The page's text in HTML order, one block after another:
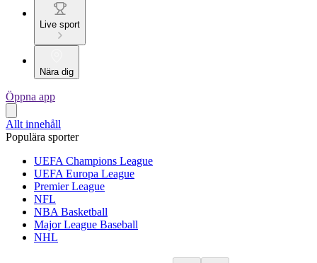
Live sport
Nära dig
Öppna app
Allt innehåll
Populära sporter
UEFA Champions League
UEFA Europa League
Premier League
NFL
NBA Basketball
Major League Baseball
NHL